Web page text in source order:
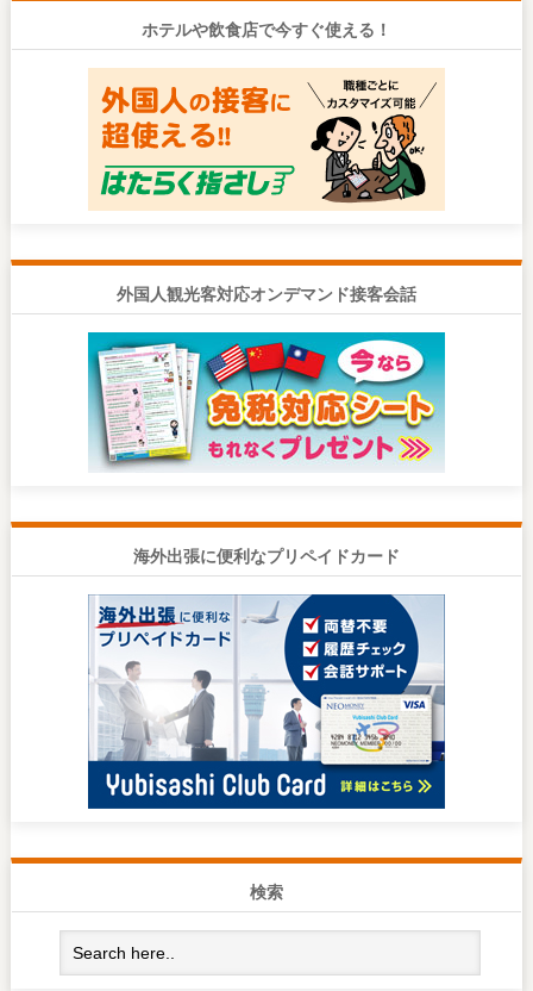
ホテルや飲食店で今すぐ使える！
外国人観光客対応オンデマンド接客会話
海外出張に便利なプリペイドカード
検索